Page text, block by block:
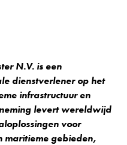
N.V. is een
dienstverlener op het
infrastructuur en
levert wereldwijd
voor
maritieme gebieden,